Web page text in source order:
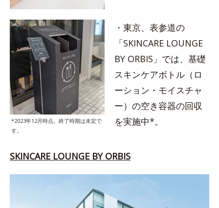
*2023年12月時点。終了時期は未定で
す。
・東京、表参道の
「SKINCARE LOUNGE
BY ORBIS」では、基礎
スキンケアボトル（ロ
ーション・モイスチャ
ー）の空き容器の回収
を実施中*。
SKINCARE LOUNGE BY ORBIS